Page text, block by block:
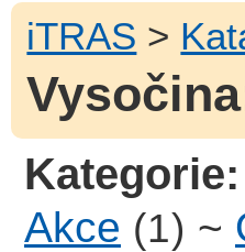
iTRAS >
Kategorie:
Akce (1) ~